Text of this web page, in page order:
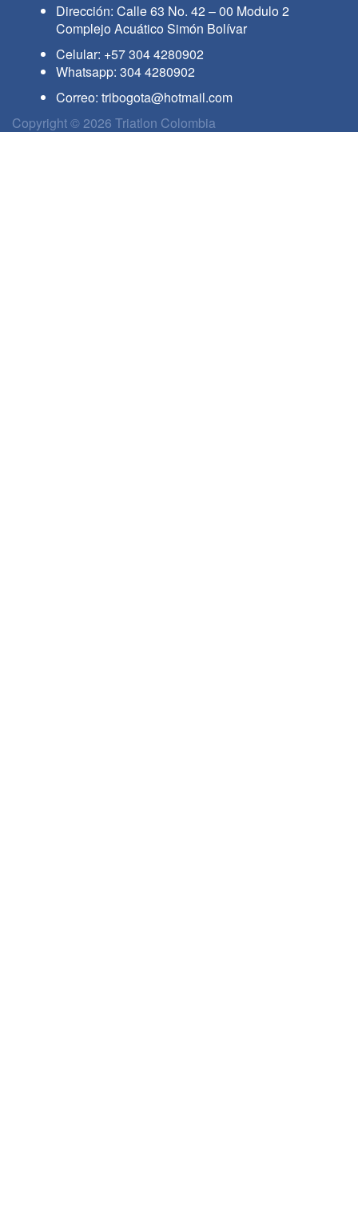
Dirección: Calle 63 No. 42 – 00 Modulo 2
Complejo Acuático Simón Bolívar
Celular: +57 304 4280902
Whatsapp: 304 4280902
Correo: tribogota@hotmail.com
Copyright © 2026 Triatlon Colombia